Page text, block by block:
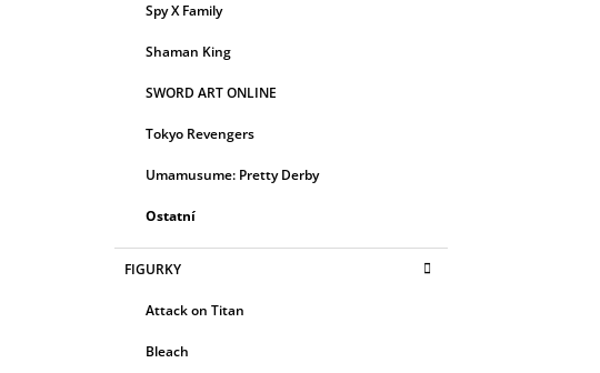
Spy X Family
Shaman King
SWORD ART ONLINE
Tokyo Revengers
Umamusume: Pretty Derby
Ostatní
FIGURKY
Attack on Titan
Bleach